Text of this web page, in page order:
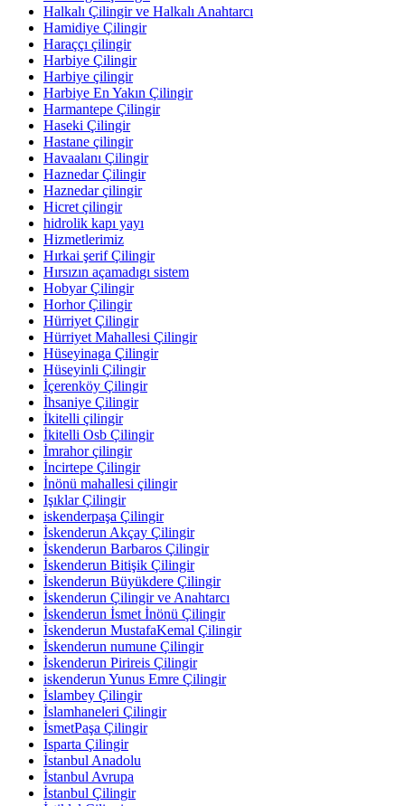
Halkalı Çilingir ve Halkalı Anahtarcı
Hamidiye Çilingir
Haraççı çilingir
Harbiye Çilingir
Harbiye çilingir
Harbiye En Yakın Çilingir
Harmantepe Çilingir
Haseki Çilingir
Hastane çilingir
Havaalanı Çilingir
Haznedar Çilingir
Haznedar çilingir
Hicret çilingir
hidrolik kapı yayı
Hizmetlerimiz
Hırkai şerif Çilingir
Hırsızın açamadıgı sistem
Hobyar Çilingir
Horhor Çilingir
Hürriyet Çilingir
Hürriyet Mahallesi Çilingir
Hüseyinaga Çilingir
Hüseyinli Çilingir
İçerenköy Çilingir
İhsaniye Çilingir
İkitelli çilingir
İkitelli Osb Çilingir
İmrahor çilingir
İncirtepe Çilingir
İnönü mahallesi çilingir
Işıklar Çilingir
iskenderpaşa Çilingir
İskenderun Akçay Çilingir
İskenderun Barbaros Çilingir
İskenderun Bitişik Çilingir
İskenderun Büyükdere Çilingir
İskenderun Çilingir ve Anahtarcı
İskenderun İsmet İnönü Çilingir
İskenderun MustafaKemal Çilingir
İskenderun numune Çilingir
İskenderun Pirireis Çilingir
iskenderun Yunus Emre Çilingir
İslambey Çilingir
İslamhaneleri Çilingir
İsmetPaşa Çilingir
Isparta Çilingir
İstanbul Anadolu
İstanbul Avrupa
İstanbul Çilingir